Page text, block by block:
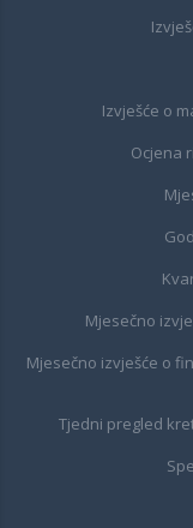
Izvješće o
Ocjena
Mjesečno
Mjesečno izvješće o
Tjedni pregled